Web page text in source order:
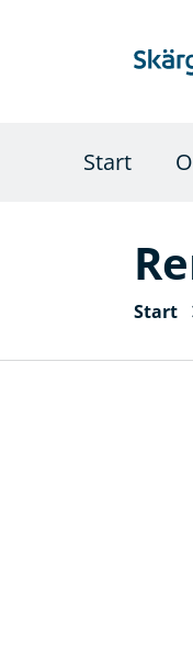
Start
Start